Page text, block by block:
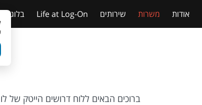
אודות משרות שירותים Life at Log-On בלוג
ברוכים הבאים ללוח דרושים הייטק של